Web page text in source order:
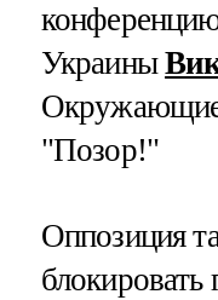
Украины
"Позор!"
Оппозиция
блокировать